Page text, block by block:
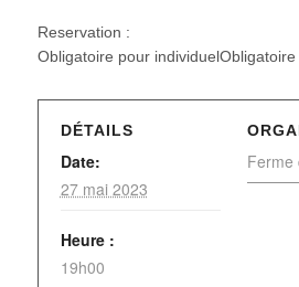
Reservation :
Obligatoire pour
DÉTAILS
Date:
27 mai 2023
Heure :
19h00
Ferme